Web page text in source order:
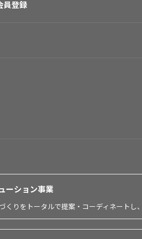
員登録
ーション事業
くりをトータルで提案・コーディネート